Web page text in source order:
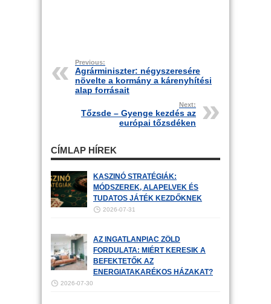
Previous:
Agrárminiszter: négyszeresére
növelte a kormány a kárenyhítési
alap forrásait
Next:
Tőzsde – Gyenge kezdés az
európai tőzsdéken
CÍMLAP HÍREK
KASZINÓ STRATÉGIÁK:
MÓDSZEREK, ALAPELVEK ÉS
TUDATOS JÁTÉK KEZDŐKNEK
2026-07-31
AZ INGATLANPIAC ZÖLD
FORDULATA: MIÉRT KERESIK A
BEFEKTETŐK AZ
ENERGIATAKARÉKOS HÁZAKAT?
2026-07-30